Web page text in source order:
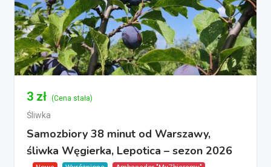
3 zł (Cena stała)
Śliwka
Samozbiory 38 minut od Warszawy,
śliwka Węgierka, Lepotica – sezon 2026